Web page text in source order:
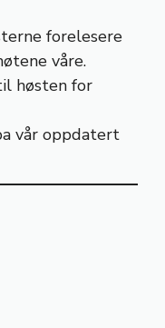
forelesere
våre.
høsten for
vår oppdatert